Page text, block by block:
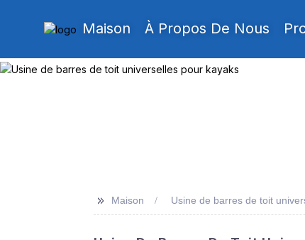
Maison À Propos De Nous
>> Maison Usine de barres de toit